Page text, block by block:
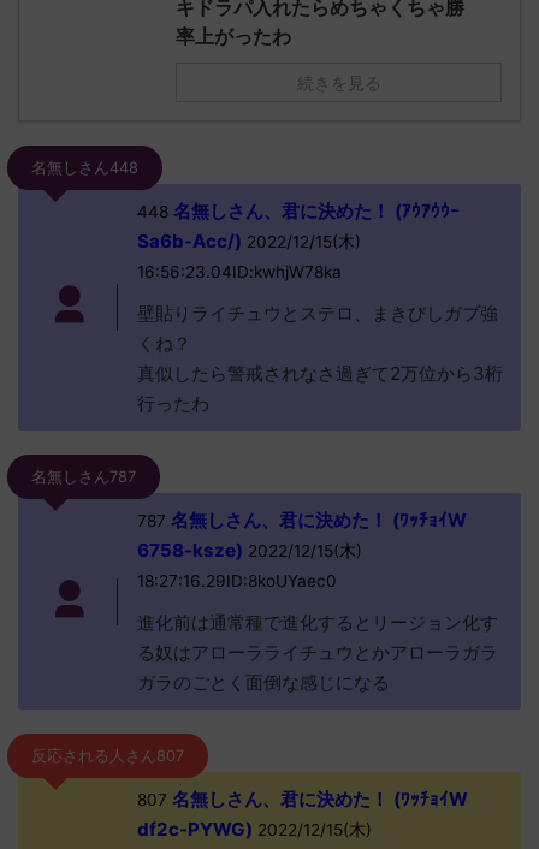
キドラパ入れたらめちゃくちゃ勝
率上がったわ
続きを見る
名無しさん448
448名無しさん、君に決めた！ (ｱｳｱｳｳｰ
Sa6b-Acc/) 2022/12/15(木)
16:56:23.04ID:kwhjW78ka
壁貼りライチュウとステロ、まきびしガブ強
くね？
真似したら警戒されなさ過ぎて2万位から3桁
行ったわ
名無しさん787
787 名無しさん、君に決めた！ (ﾜｯﾁｮｲW
6758-ksze) 2022/12/15(木)
18:27:16.29ID:8koUYaec0
進化前は通常種で進化するとリージョン化す
る奴はアローラライチュウとかアローラガラ
ガラのごとく面倒な感じになる
反応される人さん807
807 名無しさん、君に決めた！ (ﾜｯﾁｮｲW
df2c-PYWG) 2022/12/15(木)